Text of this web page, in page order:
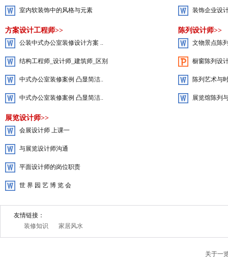
室内软装饰中的风格与元素 装饰企业设
方案设计工程师>>
公装中式办公室装修设计方案 ..
结构工程师_设计师_建筑师_区别
中式办公室装修案例 凸显简洁..
中式办公室装修案例 凸显简洁..
陈列设计师>>
文物景点陈
橱窗陈列设
陈列艺术与
展览馆陈列
展览设计师>>
会展设计师 上课一
与展览设计师沟通
平面设计师的岗位职责
世 界 园 艺 博 览 会
友情链接：
装修知识
家居风水
关于一